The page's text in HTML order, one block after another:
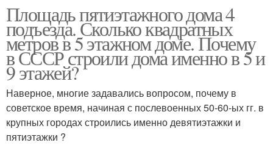
Площадь пятиэтажного дома 4
подъезда. Сколько квадратных
метров в 5 этажном доме. Почему
в СССР строили дома именно в 5 и
9 этажей?
Наверное, многие задавались вопросом, почему в
советское время, начиная с послевоенных 50-60-ых гг. в
крупных городах строились именно девятиэтажки и
пятиэтажки ?